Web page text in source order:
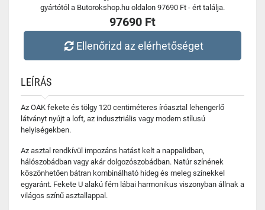
gyártótól a Butorokshop.hu oldalon 97690 Ft - ért találja.
97690 Ft
Ellenőrizd az elérhetőséget
LEÍRÁS
Az OAK fekete és tölgy 120 centiméteres íróasztal lehengerlő
látványt nyújt a loft, az indusztriális vagy modern stílusú
helyiségekben.
Az asztal rendkívül impozáns hatást kelt a nappalidban,
hálószobádban vagy akár dolgozószobádban. Natúr színének
köszönhetően bátran kombinálható hideg és meleg színekkel
egyaránt. Fekete U alakú fém lábai harmonikus viszonyban állnak a
világos színű asztallappal.